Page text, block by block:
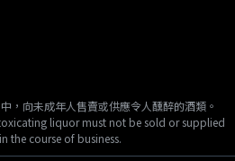
，向未成年人售賣或供應令人醺醉的酒類。
liquor must not be sold or supplied
the course of business.